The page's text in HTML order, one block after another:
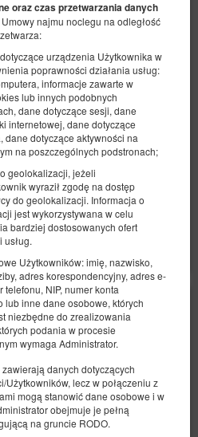
oraz czas przetwarzania danych
najmu noclegu na odległość
urządzenia Użytkownika w
poprawności działania usług:
informacje zawarte w
lub innych podobnych
dane dotyczące sesji, dane
internetowej, dane dotyczące
dane dotyczące aktywności na
na poszczególnych podstronach;
geolokalizacji, jeżeli
wyraził zgodę na dostęp
do geolokalizacji. Informacja o
jest wykorzystywana w celu
bardziej dostosowanych ofert
usług.
Użytkowników: imię, nazwisko,
adres korespondencyjny, adres e-
telefonu, NIP, numer konta
lub inne dane osobowe, których
niezbędne do zrealizowania
podania w procesie
wymaga Administrator.
danych dotyczących
Użytkowników, lecz w połączeniu z
mogą stanowić dane osobowe i w
obejmuje je pełną
na gruncie RODO.
2
1 sypialnia
480,50 zł
Szczegóły Dostępność
Pokaż oferty